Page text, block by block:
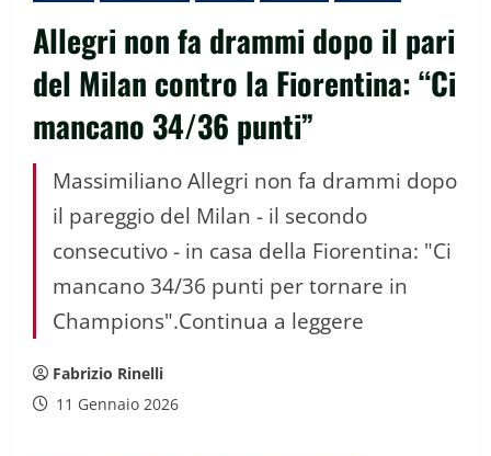
Allegri non fa drammi dopo il pari
del Milan contro la Fiorentina: “Ci
mancano 34/36 punti”
Massimiliano Allegri non fa drammi dopo
il pareggio del Milan - il secondo
consecutivo - in casa della Fiorentina: "Ci
mancano 34/36 punti per tornare in
Champions".Continua a leggere
Fabrizio Rinelli
11 Gennaio 2026